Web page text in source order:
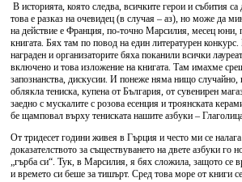
В историята, която следва, всичките герои и събития
това е разказ на очевидец (в случая – аз), но може да
на действие е Франция, по-точно Марсилия, месец юни,
книгата. Бях там по повод на един литературен
награден и организаторите бяха поканили всички
включено и това изложение на книгата. Там имахме
запознанства, дискусии. И понеже няма нищо случайно,
облякла тениска, купена от България, от сувенирен
заедно с мускалите с розова есенция и троянската
бе щамповал върху тениската нашите азбуки –
От тридесет години живея в Гърция и често ми се
доказателството за съществуването на двете азбуки го
„гърба си“. Тук, в Марсилия, я бях сложила, защото се
и времето си беше за тишърт. Сред това море от книги